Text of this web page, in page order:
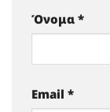
Όνομα *
Email *